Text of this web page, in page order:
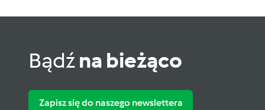
Bądźna bieżąco
Zapisz się do naszego newslettera